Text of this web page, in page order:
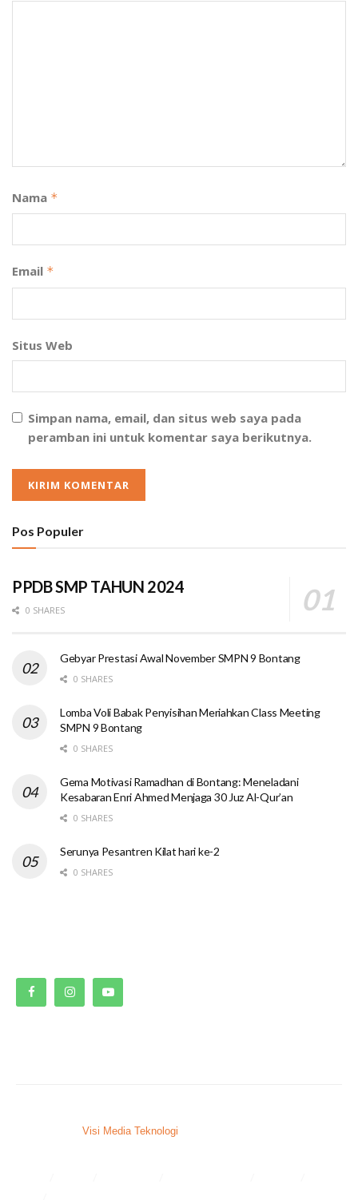
Nama *
Email *
Situs Web
Simpan nama, email, dan situs web saya pada
peramban ini untuk komentar saya berikutnya.
Pos Populer
PPDB SMP TAHUN 2024
0 SHARES
Gebyar Prestasi Awal November SMPN 9 Bontang
0 SHARES
Lomba Voli Babak Penyisihan Meriahkan Class Meeting
SMPN 9 Bontang
0 SHARES
Gema Motivasi Ramadhan di Bontang: Meneladani
Kesabaran Enri Ahmed Menjaga 30 Juz Al-Qur’an
0 SHARES
Serunya Pesantren Kilat hari ke-2
0 SHARES
Visi Media Teknologi